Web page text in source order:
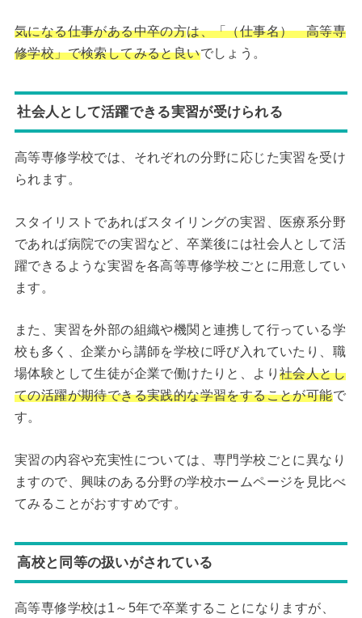
気になる仕事がある中卒の方は、「（仕事名） 高等専
修学校」で検索してみると良いでしょう。
社会人として活躍できる実習が受けられる
高等専修学校では、それぞれの分野に応じた実習を受け
られます。
スタイリストであればスタイリングの実習、医療系分野
であれば病院での実習など、卒業後には社会人として活
躍できるような実習を各高等専修学校ごとに用意してい
ます。
また、実習を外部の組織や機関と連携して行っている学
校も多く、企業から講師を学校に呼び入れていたり、職
場体験として生徒が企業で働けたりと、より 社会人とし
ての活躍が期待できる実践的な学習をすることが可能で
す。
実習の内容や充実性については、専門学校ごとに異なり
ますので、興味のある分野の学校ホームページを見比べ
てみることがおすすめです。
高校と同等の扱いがされている
高等専修学校は1～5年で卒業することになりますが、